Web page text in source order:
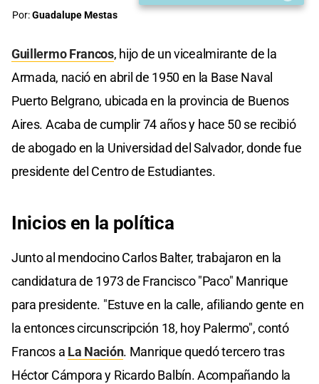
Por:Guadalupe Mestas
Guillermo Francos, hijo de un vicealmirante de la
Armada, nació en abril de 1950 en la Base Naval
Puerto Belgrano, ubicada en la provincia de Buenos
Aires. Acaba de cumplir 74 años y hace 50 se recibió
de abogado en la Universidad del Salvador, donde fue
presidente del Centro de Estudiantes.
Inicios en la política
Junto al mendocino Carlos Balter, trabajaron en la
candidatura de 1973 de Francisco "Paco" Manrique
para presidente. "Estuve en la calle, afiliando gente en
la entonces circunscripción 18, hoy Palermo", contó
Francos a La Nación. Manrique quedó tercero tras
Héctor Cámpora y Ricardo Balbín. Acompañando la